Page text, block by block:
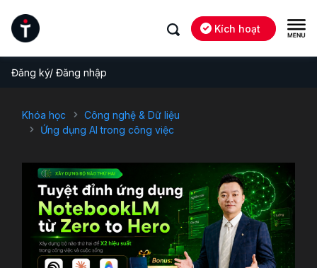
Kích hoạt
Đăng ký/ Đăng nhập
Khóa học
Công nghệ & Dữ liệu
Ứng dụng AI trong công việc